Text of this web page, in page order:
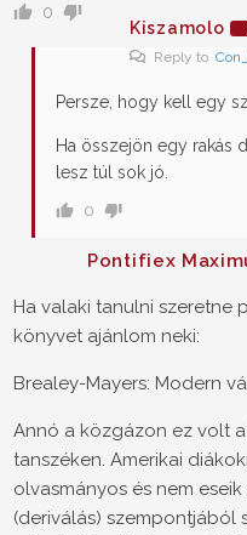
0
Kiszamolo
Reply to
Persze, hogy kell egy
Ha összejön egy rakás
lesz túl sok jó.
0
Pontifiex
Ha valaki tanulni szeretne
könyvet ajánlom neki:
Brealey-Mayers: Modern
Annó a közgázon ez volt
tanszéken. Amerikai
olvasmányos és nem
(deriválás) szempontjából